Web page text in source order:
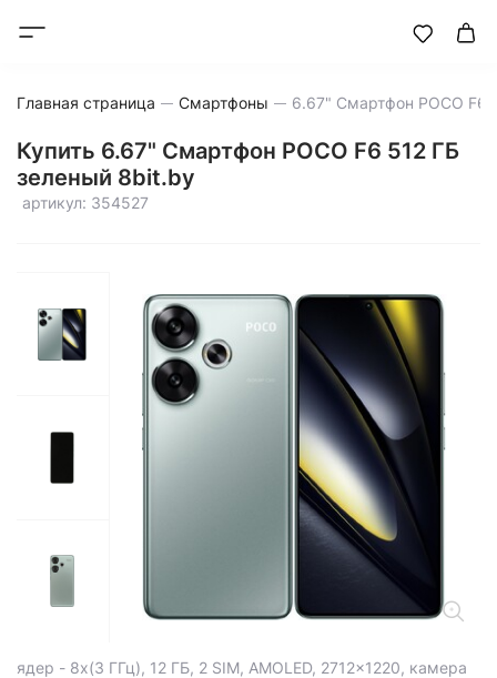
Главная страница Смартфоны
Купить 6.67" Смартфон POCO F6 512 ГБ
зеленый 8bit.by
артикул: 354527
ядер - 8x(3 ГГц), 12 ГБ, 2 SIM, AMOLED, 2712x1220, камера